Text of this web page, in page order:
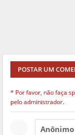
POSTAR UM
* Por favor, não faça
pelo administrador.
Anônimo